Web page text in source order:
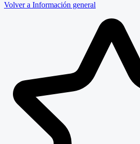
Volver a Información general